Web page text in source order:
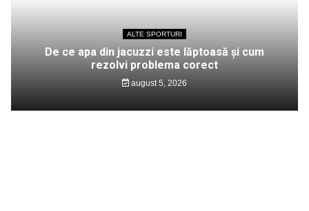
ALTE SPORTURI
De ce apa din jacuzzi este lăptoasă și cum
rezolvi problema corect
august 5, 2026